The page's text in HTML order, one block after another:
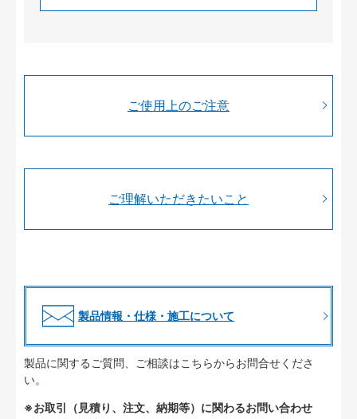
ご使用上のご注意
ご理解いただきたいこと
製品情報・仕様・施工について
製品に関するご質問、ご相談はこちらからお問合せくださ
い。
※お取引（見積り、注文、納期等）に関わるお問い合わせ